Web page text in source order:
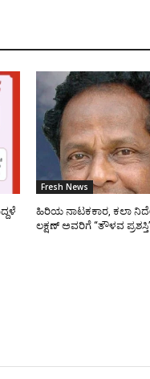
Fresh News
ಹಿರಿಯ ನಾಟಕಕಾರ, ಕಲಾ
ಲಕ್ಷಣ್ ಅವರಿಗೆ “ತೌಳವ